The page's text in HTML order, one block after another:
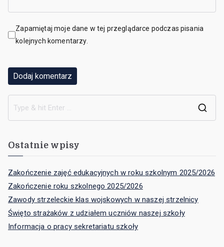
Zapamiętaj moje dane w tej przeglądarce podczas pisania
kolejnych komentarzy.
Ostatnie wpisy
Zakończenie zajęć edukacyjnych w roku szkolnym 2025/2026
Zakończenie roku szkolnego 2025/2026
Zawody strzeleckie klas wojskowych w naszej strzelnicy
Święto strażaków z udziałem uczniów naszej szkoły
Informacja o pracy sekretariatu szkoły